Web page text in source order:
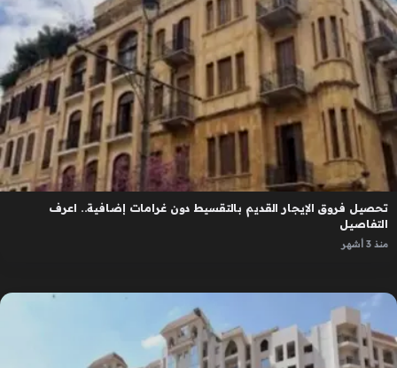
تحصيل فروق الإيجار القديم بالتقسيط دون غرامات إضافية.. اعرف
التفاصيل
منذ 3 أشهر